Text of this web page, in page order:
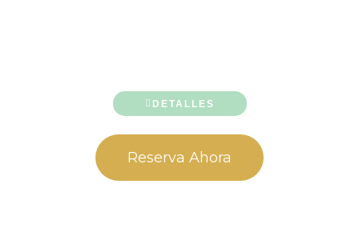
DETALLES
Reserva Ahora